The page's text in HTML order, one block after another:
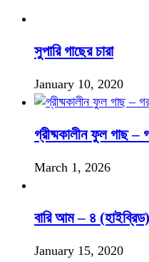
সুপারি গাছের চারা
January 10, 2020
গ্রীষ্মকালীন ফুল গাছ
March 1, 2026
বারি আম – ৪ (হাইব্রিড)
January 15, 2020